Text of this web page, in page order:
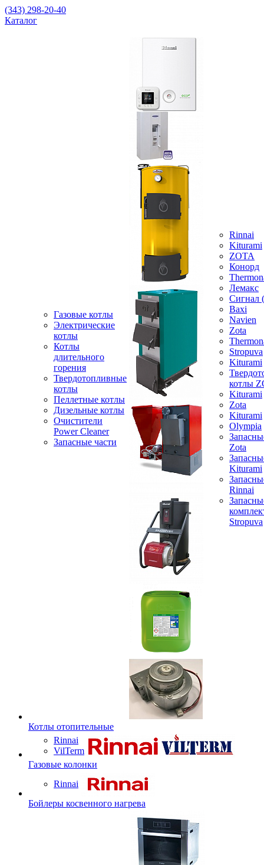
(343) 298-20-40
Каталог
Газовые котлы
Электрические
котлы
Котлы
длительного
горения
Твердотопливные
котлы
Пеллетные котлы
Дизельные котлы
Очистители
Power Cleaner
Запасные части
Rinnai
Kiturami
ZOTA
Конорд
Лемакс
Baxi
Navien
Zota
Stropuva
Kiturami
котлы
Kiturami
Zota
Kiturami
Olympia
Zota
Kiturami
Rinnai
Stropuva
Котлы отопительные
Rinnai
VilTerm
Газовые колонки
Rinnai
Бойлеры косвенного нагрева